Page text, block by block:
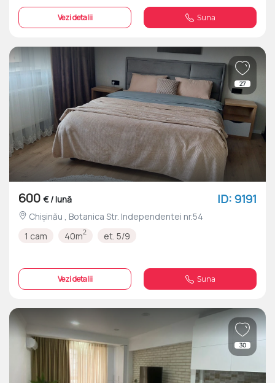
Vezi detalii Suna
27
600 € / lună ID: 9191
Chișinău , Botanica Str. Independentei nr.54
1 cam
40m2 et. 5/9
Vezi detalii Suna
30